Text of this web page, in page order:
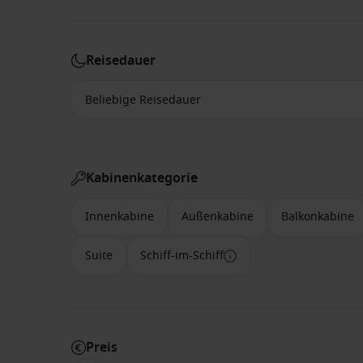
Reisedauer
Kabinenkategorie
Innenkabine Außenkabine Balkonkabine
Suite Schiff-im-Schiff
Preis